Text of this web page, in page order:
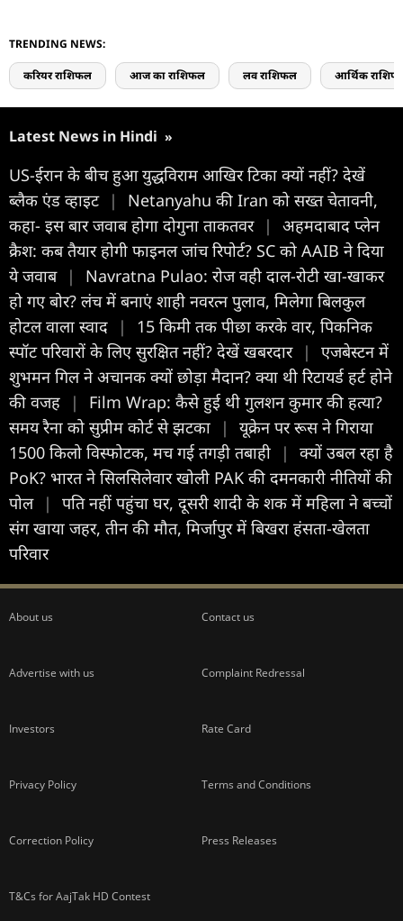
TRENDING NEWS:
करियर राशिफल आज का राशिफल लव राशिफल आर्थिक
Latest News in Hindi »
US-ईरान के बीच हुआ युद्धविराम आखिर टिका क्यों नहीं? देखें
ब्लैक एंड व्हाइट |
Netanyahu की Iran को सख्त चेतावनी,
कहा- इस बार जवाब होगा दोगुना ताकतवर |
अहमदाबाद प्लेन
क्रैश: कब तैयार होगी फाइनल जांच रिपोर्ट? SC को AAIB ने दिया
ये जवाब |
Navratna Pulao: रोज वही दाल-रोटी खा-खाकर
हो गए बोर? लंच में बनाएं शाही नवरत्न पुलाव, मिलेगा बिलकुल
होटल वाला स्वाद
|
15 किमी तक पीछा करके वार, पिकनिक
स्पॉट परिवारों के लिए सुरक्षित नहीं? देखें खबरदार |
एजबेस्टन में
शुभमन ग‍िल ने अचानक क्यों छोड़ा मैदान? क्या थी र‍िटायर्ड हर्ट होने
की वजह
|
Film Wrap: कैसे हुई थी गुलशन कुमार की हत्या?
समय रैना को सुप्रीम कोर्ट से झटका
|
यूक्रेन पर रूस ने गिराया
1500 किलो विस्फोटक, मच गई तगड़ी तबाही
|
क्यों उबल रहा है
PoK? भारत ने सिलसिलेवार खोली PAK की दमनकारी नीतियों की
पोल |
पति नहीं पहुंचा घर, दूसरी शादी के शक में महिला ने बच्चों
संग खाया जहर, तीन की मौत, मिर्जापुर में बिखरा हंसता-खेलता
परिवार
About us Contact us
Advertise with us Complaint Redressal
Investors Rate Card
Privacy Policy Terms and Conditions
Correction Policy Press Releases
T&Cs for AajTak HD Contest